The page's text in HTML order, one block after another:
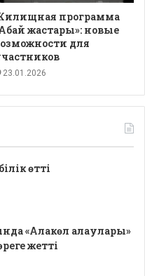
программа
жастары»: новые
для
23.01.2026
өтті
«Алакөл алаулары»
жетті